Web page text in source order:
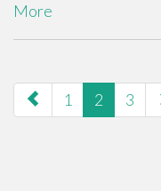
More
paging-
1 2 3